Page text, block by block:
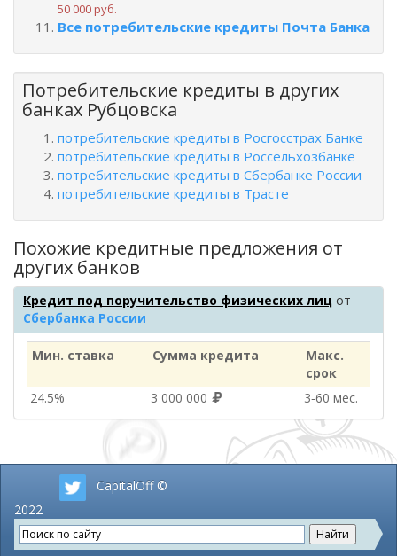
50 000 руб.
Все потребительские кредиты Почта Банка
Потребительские кредиты в других
банках Рубцовска
потребительские кредиты в Росгосстрах Банке
потребительские кредиты в Россельхозбанке
потребительские кредиты в Сбербанке России
потребительские кредиты в Трасте
Похожие кредитные предложения от
других банков
Кредит под поручительство физических лиц от
Сбербанка России
Мин. ставка Сумма кредита
Макс.
срок
24.5%
3 000 000 3‑60 мес.
CapitalOff ©
2022